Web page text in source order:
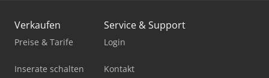
Verkaufen
Preise & Tarife
Inserate schalten
Service & Support
Login
Kontakt